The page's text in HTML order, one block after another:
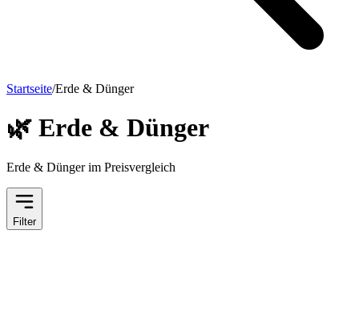
Startseite/Erde & Dünger
🌿 Erde & Dünger
Erde & Dünger im Preisvergleich
Filter